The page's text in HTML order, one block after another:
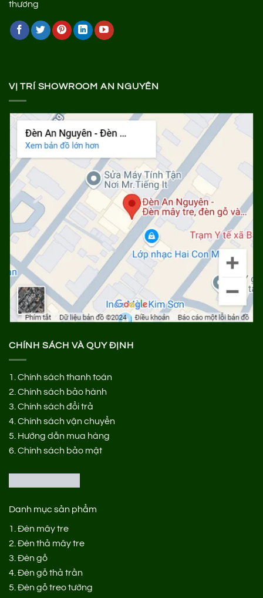
VỊ TRÍ SHOWROOM AN NGUYÊN
CHÍNH SÁCH VÀ QUY ĐỊNH
1. Chính sách thanh toán
2. Chính sách bảo hành
3. Chính sách đổi trả
4. Chính sách vận chuyển
5. Hướng dẫn mua hàng
6. Chính sách bảo mật
Danh mục sản phẩm
1. Đèn mây tre
2. Đèn thả mây tre
3. Đèn gỗ
4. Đèn gỗ thả trần
5. Đèn gỗ treo tường